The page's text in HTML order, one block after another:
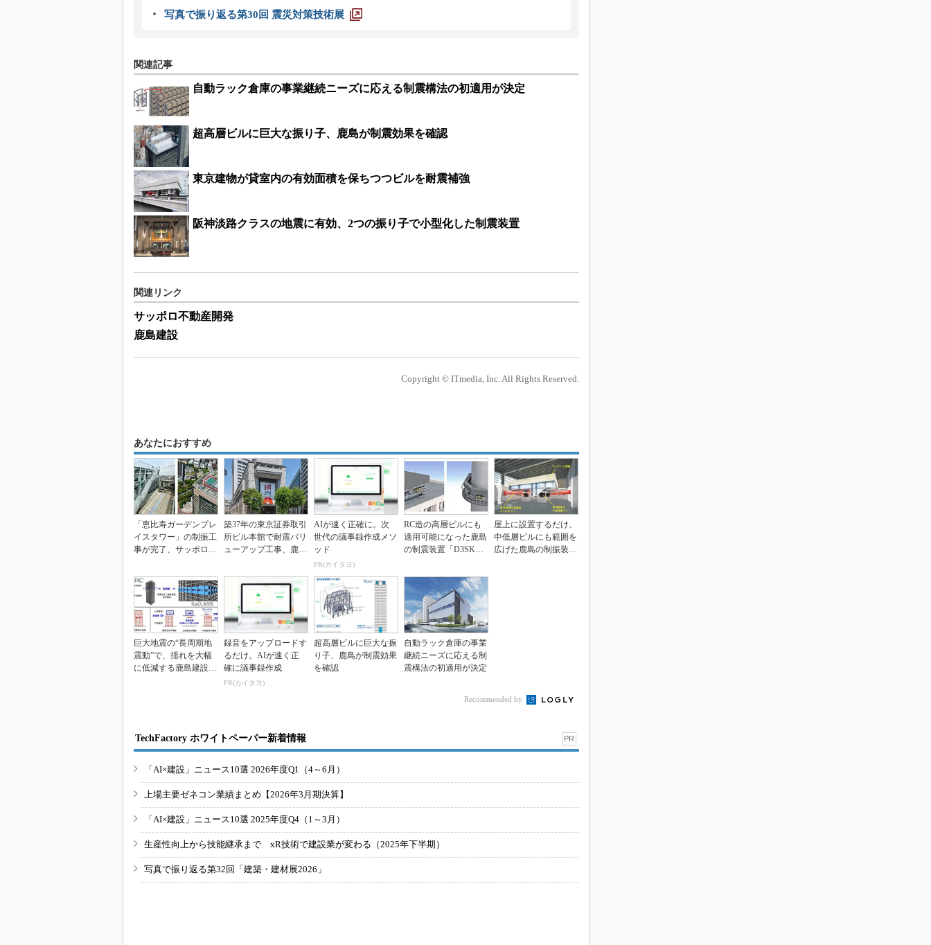
写真で振り返る第30回 震災対策技術展
関連記事
自動ラック倉庫の事業継続ニーズに応える制震構法の初適用が決定
超高層ビルに巨大な振り子、鹿島が制震効果を確認
東京建物が貸室内の有効面積を保ちつつビルを耐震補強
阪神淡路クラスの地震に有効、2つの振り子で小型化した制震装置
関連リンク
サッポロ不動産開発
鹿島建設
Copyright © ITmedia, Inc. All Rights Reserved.
あなたにおすすめ
「恵比寿ガーデンプレ
イスタワー」の制振工
事が完了、サッポロ不
築37年の東京証券取引
所ビル本館で耐震バリ
ューアップ工事、鹿島
AIが速く正確に。次
世代の議事録作成メソ
ッド
PR(カイタヨ)
RC造の高層ビルにも
適用可能になった鹿島
の制震装置「D3SKY
屋上に設置するだけ、
中低層ビルにも範囲を
広げた鹿島の制振装置
巨大地震の“長周期地
震動”で、揺れを大幅
に低減する鹿島建設の
録音をアップロードす
るだけ。AIが速く正
確に議事録作成
PR(カイタヨ)
超高層ビルに巨大な振
り子、鹿島が制震効果
を確認
自動ラック倉庫の事業
継続ニーズに応える制
震構法の初適用が決定
Recommended by
TechFactory ホワイトペーパー新着情報 PR
「AI×建設」ニュース10選 2026年度Q1（4～6月）
上場主要ゼネコン業績まとめ【2026年3月期決算】
「AI×建設」ニュース10選 2025年度Q4（1～3月）
生産性向上から技能継承まで xR技術で建設業が変わる（2025年下半期）
写真で振り返る第32回「建築・建材展2026」